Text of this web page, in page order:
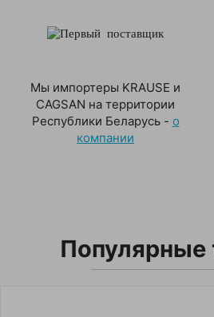
Мы импортеры KRAUSE и
CAGSAN на территории
Республики Беларусь - о
компании
Популярные